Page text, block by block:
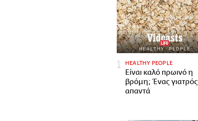
HEALTHY PEOPLE
Είναι καλό πρωινό η
βρόμη; Ένας γιατρός
απαντά